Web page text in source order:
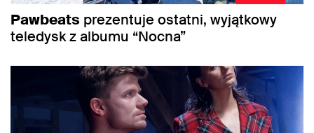
Pawbeats prezentuje ostatni, wyjątkowy
teledysk z albumu “Nocna”